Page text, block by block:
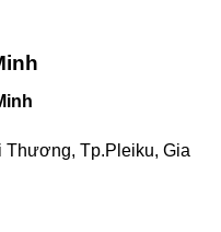
Thương, Tp.Pleiku, Gia